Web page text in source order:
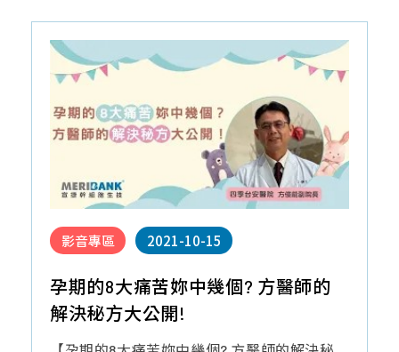
影音專區 2021-10-15
孕期的8大痛苦妳中幾個? 方醫師的
解決秘方大公開!